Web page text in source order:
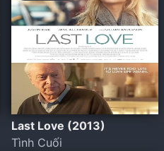
Last Love (2013)
Tình Cuối